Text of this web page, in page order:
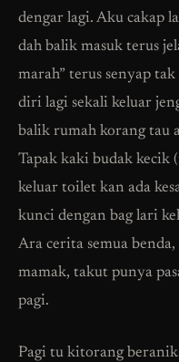
dengar lagi. Aku cakap
dah balik masuk terus
marah” terus senyap
diri lagi sekali keluar
balik rumah korang tau
Tapak kaki budak kecik
keluar toilet kan ada
kunci dengan bag lari
Ara cerita semua
mamak, takut punya
pagi.
Pagi tu kitorang